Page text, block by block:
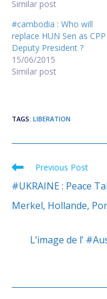
chea-sim-went-out-to-
-01-2015-06-11.mp3 តើ​ការ​
បាត់បង់​លោក ជា ស៊ីម នឹង​អាច​ធ្វើ​
ឲ្យ​បក្ស​ប្រជាជន​បាក់​បែក​ផ្ទៃ​ក្នុង​ដែរ​
ឬ​ទេ?
http://www.rfa.org/khmer/
06112015010557.html/
Similar post
#cambodia : Who will
replace HUN Sen as CPP
Deputy President ?
15/06/2015
Similar post
TAGS: LIBERATION
Read
more
Previous Post
#UKRAINE : Peace
Merkel, Hollande,
L’image de l’